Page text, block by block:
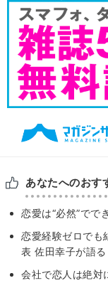
あなたへのおす
恋愛は“必然”でで
恋愛経験ゼロでも
表 佐田幸子が語る
会社で恋人は絶対